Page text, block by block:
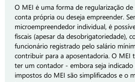
O MEI é uma forma de regularização
conta própria ou deseja empreender.
microempreendedor individual, é
fiscais (apesar da desobrigatoriedade),
funcionário registrado pelo salário
contribuir para a aposentadoria. O MEI
ter um contador - embora seja indicado
impostos do MEI são simplificados e o